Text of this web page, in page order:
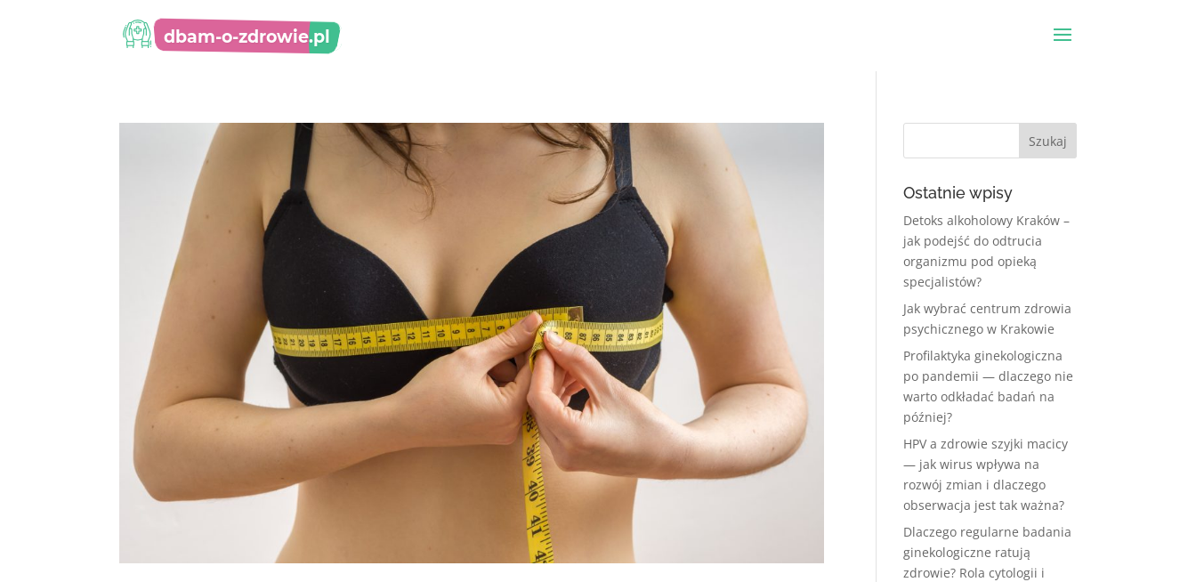
Ostatnie wpisy
Detoks alkoholowy Kraków –
jak podejść do odtrucia
organizmu pod opieką
specjalistów?
Jak wybrać centrum zdrowia
psychicznego w Krakowie
Profilaktyka ginekologiczna
po pandemii — dlaczego nie
warto odkładać badań na
później?
HPV a zdrowie szyjki macicy
— jak wirus wpływa na
rozwój zmian i dlaczego
obserwacja jest tak ważna?
Dlaczego regularne badania
ginekologiczne ratują
zdrowie? Rola cytologii i